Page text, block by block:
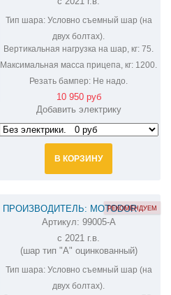
CE06
Тип шара:Условно съемный шар (на
двух болтах).
Вертикальная нагрузка на шар, кг: 75.
Максимальная масса прицепа, кг: 1200.
Резать бампер: Не надо.
10 950 руб
Добавить электрику
В КОРЗИНУ
ПРОИЗВОДИТЕЛЬ: MOTODOR
ФАРКОП НА CHERY TIGGO 8 PRO
99005-A
Артикул: 99005-A
с 2021 г.в.
(шар тип "A" оцинкованный)
Тип шара:Условно съемный шар (на
двух болтах).
РЕКОМЕНДУЕМ